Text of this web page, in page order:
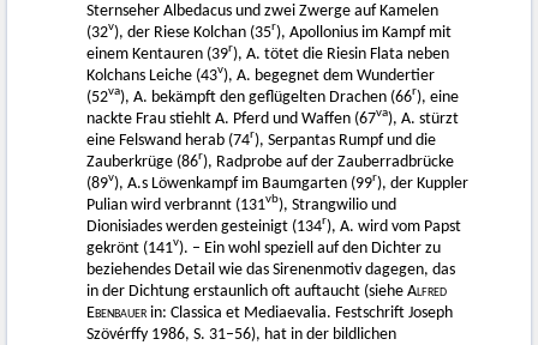
Sternseher Albedacus und zwei Zwerge auf Kamelen
(32v), der Riese Kolchan (35r), Apollonius im Kampf mit
einem Kentauren (39r), A. tötet die Riesin Flata neben
Kolchans Leiche (43v), A. begegnet dem Wundertier
(52va), A. bekämpft den geflügelten Drachen (66r), eine
nackte Frau stiehlt A. Pferd und Waffen (67va), A. stürzt
eine Felswand herab (74r), Serpantas Rumpf und die
Zauberkrüge (86r), Radprobe auf der Zauberradbrücke
(89v), A.s Löwenkampf im Baumgarten (99r), der Kuppler
Pulian wird verbrannt (131vb), Strangwilio und
Dionisiades werden gesteinigt (134r), A. wird vom Papst
gekrönt (141v). – Ein wohl speziell auf den Dichter zu
beziehendes Detail wie das Sirenenmotiv dagegen, das
in der Dichtung erstaunlich oft auftaucht (siehe Alfred
Ebenbauer in: Classica et Mediaevalia. Festschrift Joseph
Szövérffy 1986, S. 31–56), hat in der bildlichen